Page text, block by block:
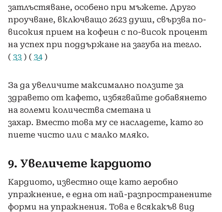
затлъстяване, особено при мъжете. Друго
проучване, включващо 2623 души, свързва по-
високия прием на кофеин с по-висок процент
на успех при поддържане на загуба на тегло.
( 33 ) ( 34 )
За да увеличите максимално ползите за
здравето от кафето, избягвайте добавянето
на големи количества сметана и
захар. Вместо това му се насладете, като го
пиете чисто или с малко мляко.
9. Увеличете кардиото
Кардиото, известно още като аеробно
упражнение, е една от най-разпространените
форми на упражнения. Това е всякакъв вид